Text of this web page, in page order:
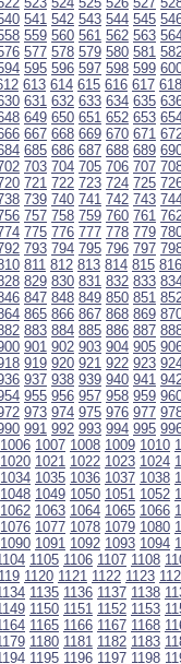
541 542 543 544 545
559 560 561 562 563
577 578 579 580 581
595 596 597 598 599
613 614 615 616 617 618
631 632 633 634 635
649 650 651 652 653
667 668 669 670 671
685 686 687 688 689
703 704 705 706 707
721 722 723 724 725
739 740 741 742 743
757 758 759 760 761
775 776 777 778 779
793 794 795 796 797
811 812 813 814 815 816
829 830 831 832 833
847 848 849 850 851
865 866 867 868 869
883 884 885 886 887
901 902 903 904 905
919 920 921 922 923
937 938 939 940 941
955 956 957 958 959
973 974 975 976 977
991 992 993 994 995
1006 1007 1008 1009 1010
1020 1021 1022 1023 1024
1034 1035 1036 1037 1038
1048 1049 1050 1051 1052
1062 1063 1064 1065 1066
1076 1077 1078 1079 1080
1090 1091 1092 1093 1094
1105 1106 1107 1108
1120 1121 1122 1123
1135 1136 1137 1138
1150 1151 1152 1153
1165 1166 1167 1168
1180 1181 1182 1183
1195 1196 1197 1198